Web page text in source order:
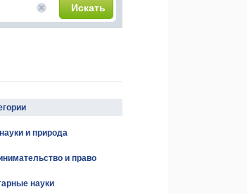
Искать
и природа
и право
науки